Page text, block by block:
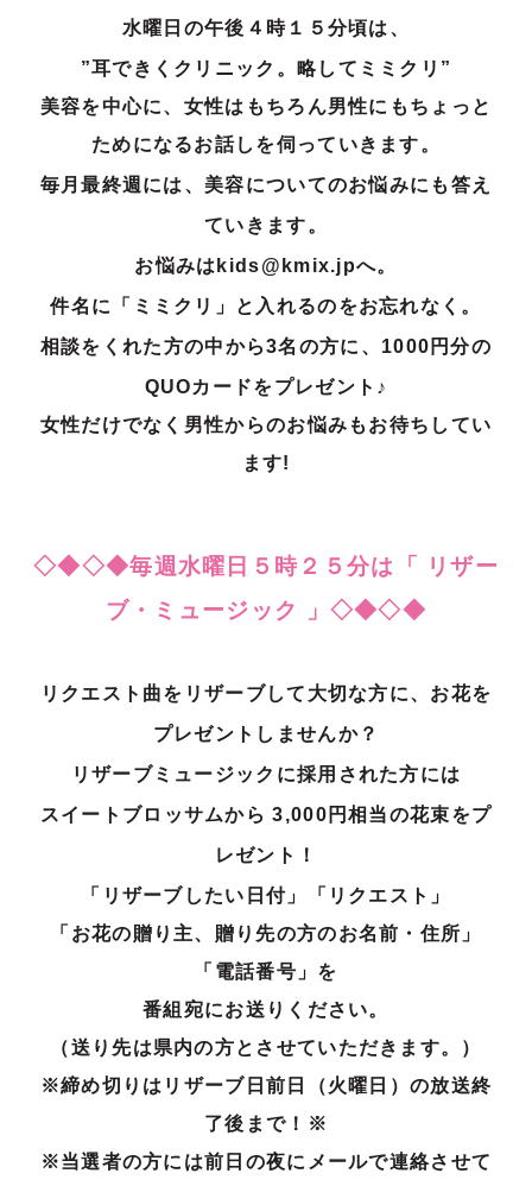
水曜日の午後４時１５分頃は、
”耳できくクリニック。略してミミクリ”
美容を中心に、女性はもちろん男性にもちょっと
ためになるお話しを伺っていきます。
毎月最終週には、美容についてのお悩みにも答え
ていきます。
お悩みはkids@kmix.jpへ。
件名に「ミミクリ」と入れるのをお忘れなく。
相談をくれた方の中から3名の方に、1000円分の
QUOカードをプレゼント♪
女性だけでなく男性からのお悩みもお待ちしてい
ます!
◇◆◇◆毎週水曜日５時２５分は「 リザー
ブ・ミュージック 」◇◆◇◆
リクエスト曲をリザーブして大切な方に、お花を
プレゼントしませんか？
リザーブミュージックに採用された方には
スイートブロッサムから 3,000円相当の花束をプ
レゼント！
「リザーブしたい日付」「リクエスト」
「お花の贈り主、贈り先の方のお名前・住所」
「電話番号」を
番組宛にお送りください。
（送り先は県内の方とさせていただきます。）
※締め切りはリザーブ日前日（火曜日）の放送終
了後まで！※
※当選者の方には前日の夜にメールで連絡させて